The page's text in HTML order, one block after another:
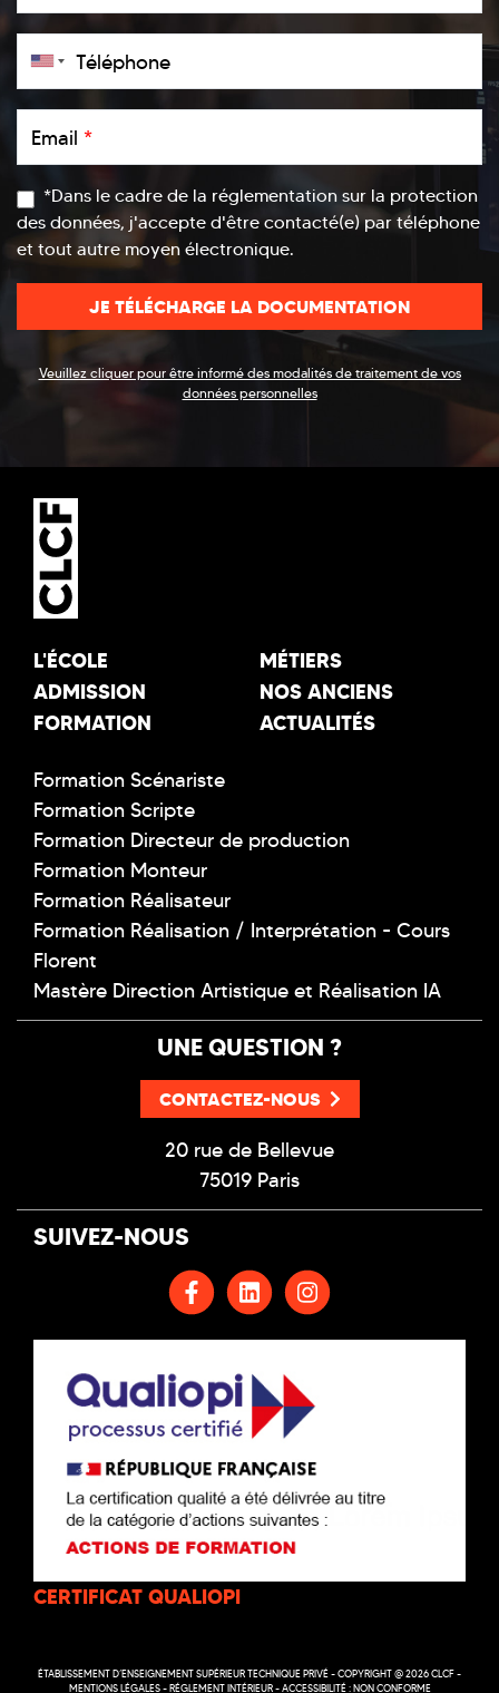
Téléphone
Email *
*Dans le cadre de la réglementation sur la protection
des données, j'accepte d'être contacté(e) par téléphone
et tout autre moyen électronique.
Veuillez cliquer pour être informé des modalités de traitement de vos
données personnelles
L'ÉCOLE
ADMISSION
FORMATION
MÉTIERS
NOS ANCIENS
ACTUALITÉS
Formation Scénariste
Formation Scripte
Formation Directeur de production
Formation Monteur
Formation Réalisateur
Formation Réalisation / Interprétation - Cours
Florent
Mastère Direction Artistique et Réalisation IA
UNE QUESTION ?
CONTACTEZ-NOUS
20 rue de Bellevue
75019 Paris
SUIVEZ-NOUS
CERTIFICAT QUALIOPI
ÉTABLISSEMENT D’ENSEIGNEMENT SUPÉRIEUR TECHNIQUE PRIVÉ - COPYRIGHT @ 2026 CLCF -
MENTIONS LÉGALES-RÉGLEMENT INTÉRIEUR-ACCESSIBILITÉ : NON CONFORME